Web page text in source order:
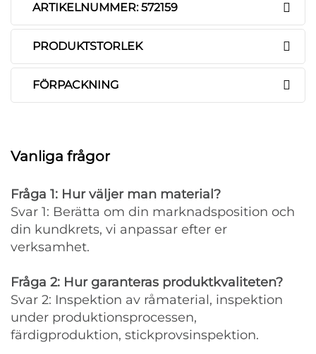
ARTIKELNUMMER: 572159
PRODUKTSTORLEK
FÖRPACKNING
Vanliga frågor
Fråga 1: Hur väljer man material?
Svar 1: Berätta om din marknadsposition och
din kundkrets, vi anpassar efter er
verksamhet.
Fråga 2: Hur garanteras produktkvaliteten?
Svar 2: Inspektion av råmaterial, inspektion
under produktionsprocessen,
färdigproduktion, stickprovsinspektion.